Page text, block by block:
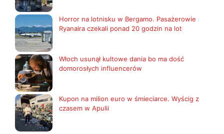
Horror na lotnisku w Bergamo. Pasażerowie
Ryanaira czekali ponad 20 godzin na lot
Włoch usunął kultowe dania bo ma dość
domorosłych influencerów
Kupon na milion euro w śmieciarce. Wyścig z
czasem w Apulii